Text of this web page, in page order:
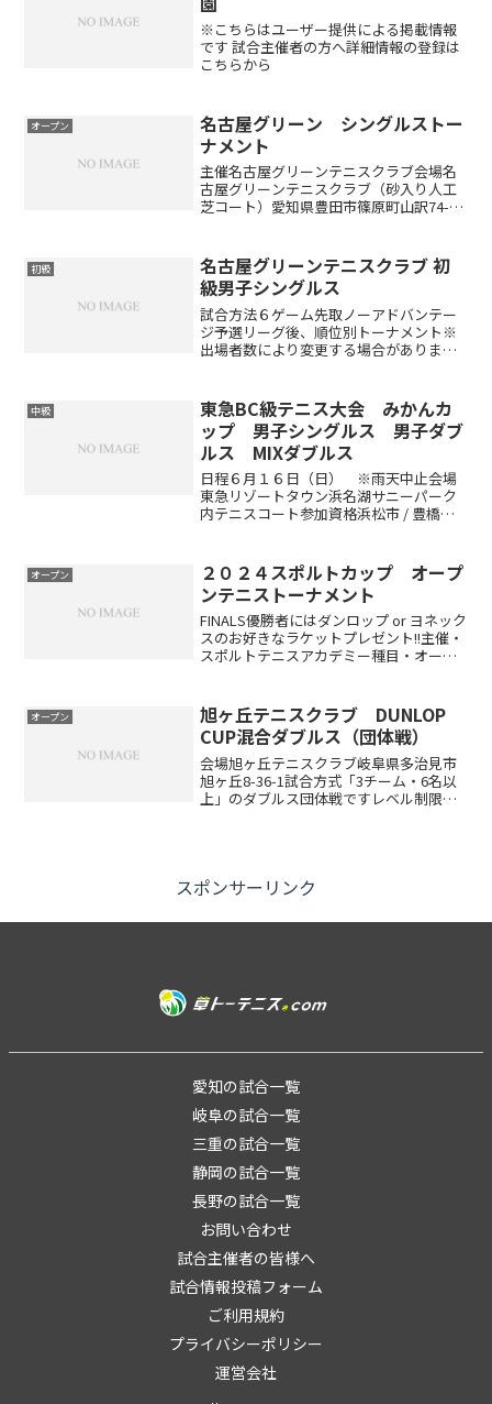
※こちらはユーザー提供による掲載情報
です 試合主催者の方へ詳細情報の登録は
こちらから
オープン
名古屋グリーン シングルストー
ナメント
主催名古屋グリーンテニスクラブ会場名
古屋グリーンテニスクラブ（砂入り人工
芝コート）愛知県豊田市篠原町山訳74-1
名（定員になり次第、キャンセル待ちと
なります）大会日程...
初級
名古屋グリーンテニスクラブ 初
級男子シングルス
試合方法６ゲーム先取ノーアドバンテー
ジ予選リーグ後、順位別トーナメント※
出場者数により変更する場合がありま
明※受付時間厳守とします。万が一遅れ
る場合は必...
中級
東急BC級テニス大会 みかんカ
ップ 男子シングルス 男子ダブ
ルス MIXダブルス
日程６月１６日（日） ※雨天中止会場
東急リゾートタウン浜名湖サニーパーク
内テニスコート参加資格浜松市 / 豊橋市 /
み先LINE公式アカウント「OTCチャレン
ジャー...
オープン
２０２４スポルトカップ オープ
ンテニストーナメント
FINALS優勝者にはダンロップ or ヨネック
スのお好きなラケットプレゼント!!主催・
スポルトテニスアカデミー種目・オープ
人数４名（４ペア） ※申し込みは...
オープン
旭ヶ丘テニスクラブ DUNLOP
CUP混合ダブルス（団体戦）
会場旭ヶ丘テニスクラブ岐阜県多治見市
旭ヶ丘8-36-1試合方式「3チーム・6名以
上」のダブルス団体戦ですレベル制限レ
スポンサーリンク
愛知の試合一覧
岐阜の試合一覧
三重の試合一覧
静岡の試合一覧
長野の試合一覧
お問い合わせ
試合主催者の皆様へ
試合情報投稿フォーム
ご利用規約
プライバシーポリシー
運営会社